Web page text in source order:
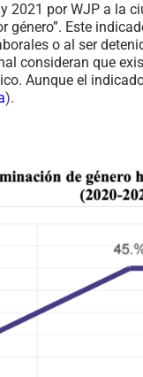
2021 por WJP a la
género”. Este
o al ser
consideran que
Aunque el
).